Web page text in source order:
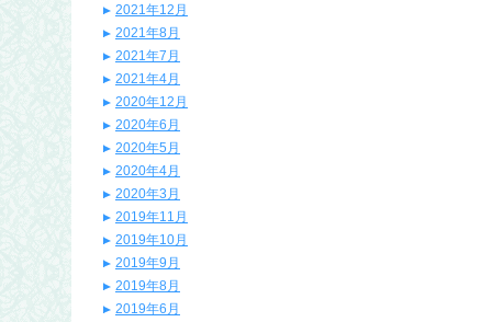
2021年12月
2021年8月
2021年7月
2021年4月
2020年12月
2020年6月
2020年5月
2020年4月
2020年3月
2019年11月
2019年10月
2019年9月
2019年8月
2019年6月